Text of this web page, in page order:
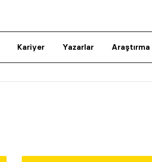
Kariyer Yazarlar Araştırma